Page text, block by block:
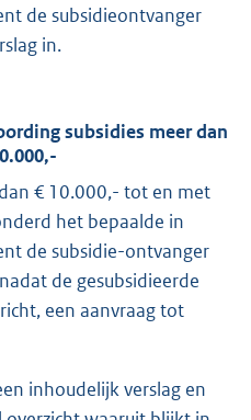
de subsidieontvanger
in.
subsidies meer dan
€ 10.000,- tot en met
het bepaalde in
de subsidie-ontvanger
de gesubsidieerde
een aanvraag tot
inhoudelijk verslag en